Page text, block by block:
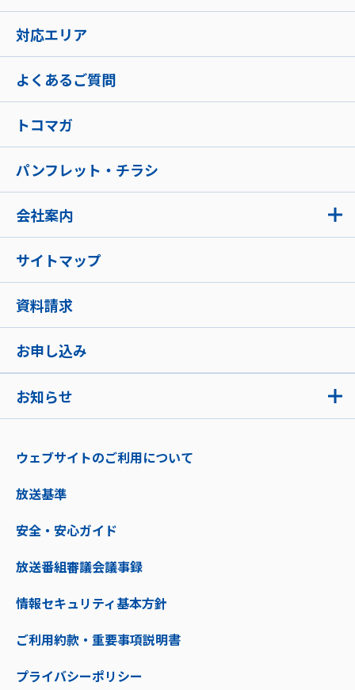
お知らせ
対応エリア
よくあるご質問
トコマガ
パンフレット・チラシ
会社案内
サイトマップ
資料請求
お申し込み
ウェブサイトのご利用について
放送基準
安全・安心ガイド
放送番組審議会議事録
情報セキュリティ基本方針
ご利用約款・重要事項説明書
プライバシーポリシー